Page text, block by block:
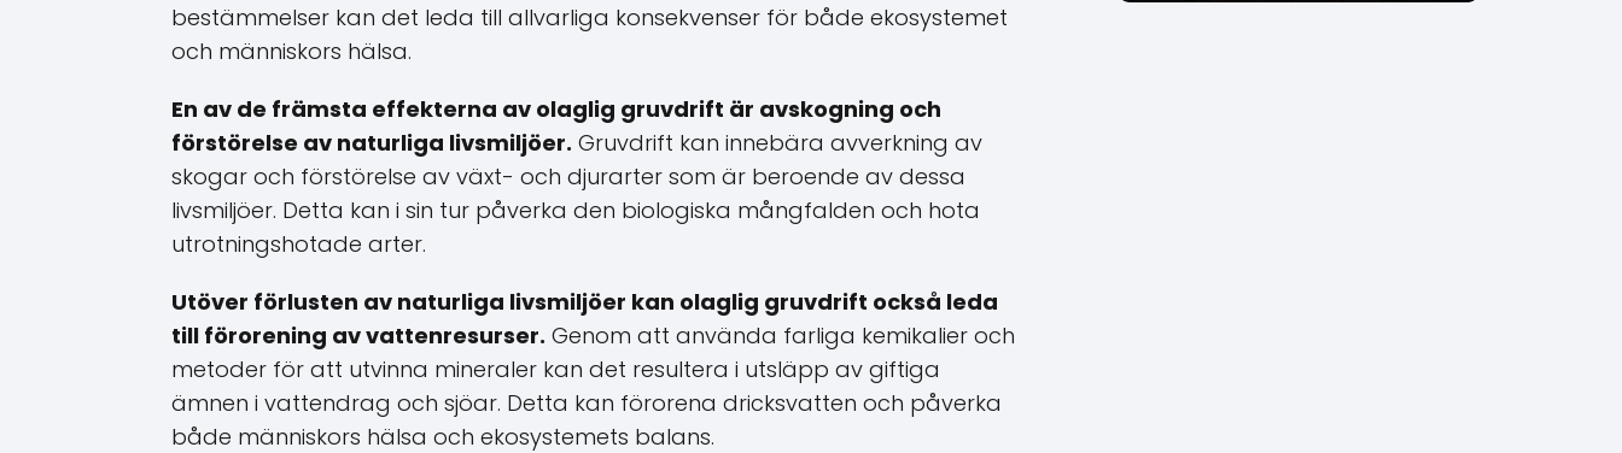
bestämmelser kan det leda till allvarliga konsekvenser för både ekosystemet
och människors hälsa.
En av de främsta effekterna av olaglig gruvdrift är avskogning och
förstörelse av naturliga livsmiljöer. Gruvdrift kan innebära avverkning av
skogar och förstörelse av växt- och djurarter som är beroende av dessa
livsmiljöer. Detta kan i sin tur påverka den biologiska mångfalden och hota
utrotningshotade arter.
Utöver förlusten av naturliga livsmiljöer kan olaglig gruvdrift också leda
till förorening av vattenresurser. Genom att använda farliga kemikalier och
metoder för att utvinna mineraler kan det resultera i utsläpp av giftiga
ämnen i vattendrag och sjöar. Detta kan förorena dricksvatten och påverka
både människors hälsa och ekosystemets balans.